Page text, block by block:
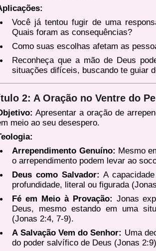
Você já tentou fugir de uma
Quais foram as consequências?
Como suas escolhas afetam as
Reconheça que a mão de Deus
situações difíceis, buscando te guiar
2: A Oração no Ventre do
Apresentar a oração de
meio ao seu desespero.
Arrependimento Genuíno: Mesmo
o arrependimento podem levar ao
Deus como Salvador: A
profundidade, literal ou figurada
Fé em Meio à Provação: Jonas
Deus, mesmo estando em uma
(Jonas 2:4, 7-9).
A Salvação Vem do Senhor: Uma
do poder salvífico de Deus (Jonas